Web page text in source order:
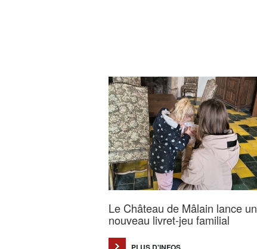
Le Château de Mâlain lance un
nouveau livret-jeu familial